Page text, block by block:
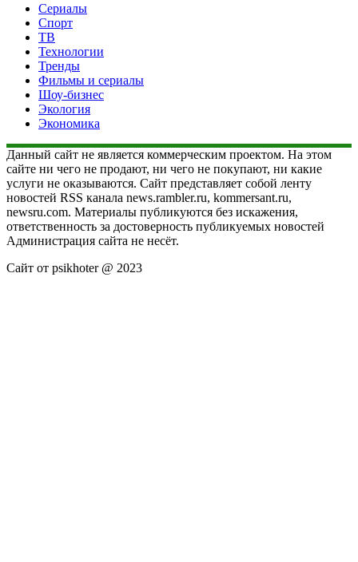
Сериалы
Спорт
ТВ
Технологии
Тренды
Фильмы и сериалы
Шоу-бизнес
Экология
Экономика
Данный сайт не является коммерческим проектом. На этом
сайте ни чего не продают, ни чего не покупают, ни какие
услуги не оказываются. Сайт представляет собой ленту
новостей RSS канала news.rambler.ru, kommersant.ru,
newsru.com. Материалы публикуются без искажения,
ответственность за достоверность публикуемых новостей
Администрация сайта не несёт.
Сайт от psikhoter @ 2023